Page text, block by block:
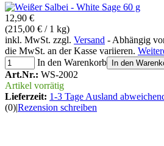
12,90 €
(215,00 € / 1 kg)
inkl. MwSt. zzgl. Versand - Abhängig
die MwSt. an der Kasse variieren.
In den Warenkorb
In den
Art.Nr.: WS-2002
Artikel vorrätig
Lieferzeit: 1-3 Tage Ausland
(0)|Rezension schreiben